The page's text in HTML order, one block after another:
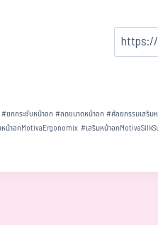
#ยกกระชับหน้าอก#ลดขนาดหน้าอก#ศัลยกรรมเสริม
หน้าอกMotivaErgonomix #เสริมหน้าอก